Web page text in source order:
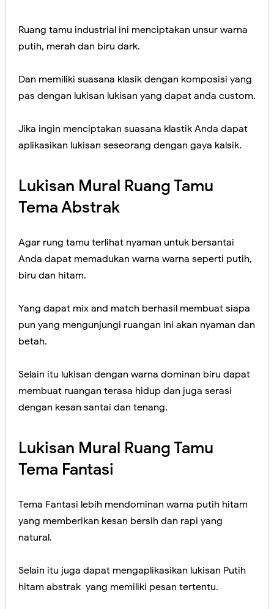
Ruang tamu industrial ini menciptakan unsur warna
putih, merah dan biru dark.
Dan memiliki suasana klasik dengan komposisi yang
pas dengan lukisan lukisan yang dapat anda custom.
Jika ingin menciptakan suasana klastik Anda dapat
aplikasikan lukisan seseorang dengan gaya kalsik.
Lukisan Mural Ruang Tamu
Tema Abstrak
Agar rung tamu terlihat nyaman untuk bersantai
Anda dapat memadukan warna warna seperti putih,
biru dan hitam.
Yang dapat mix and match berhasil membuat siapa
pun yang mengunjungi ruangan ini akan nyaman dan
betah.
Selain itu lukisan dengan warna dominan biru dapat
membuat ruangan terasa hidup dan juga serasi
dengan kesan santai dan tenang.
Lukisan Mural Ruang Tamu
Tema Fantasi
Tema Fantasi lebih mendominan warna putih hitam
yang memberikan kesan bersih dan rapi yang
natural.
Selain itu juga dapat mengaplikasikan lukisan Putih
hitam abstrak yang memiliki pesan tertentu.